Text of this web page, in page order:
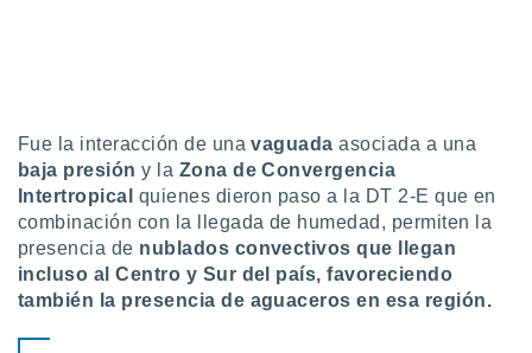
sitio
En
de que
sean
el sitio
se
Fue la interacción de unavaguadaasociada a una
baja presión y la Zona de Convergencia
Intertropical quienes dieron paso a la DT 2-E que en
combinación con la llegada de humedad, permiten la
presencia de nublados convectivos que llegan
incluso al Centro y Sur del país, favoreciendo
también la presencia de aguaceros en esa región.